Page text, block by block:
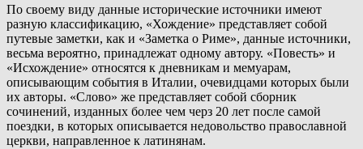
По своему виду данные исторические источники имеют
разную классификацию, «Хождение» представляет собой
путевые заметки, как и «Заметка о Риме», данные источники,
весьма вероятно, принадлежат одному автору. «Повесть» и
«Исхождение» относятся к дневникам и мемуарам,
описывающим события в Италии, очевидцами которых были
их авторы. «Слово» же представляет собой сборник
сочинений, изданных более чем черз 20 лет после самой
поездки, в которых описывается недовольство православной
церкви, направленное к латинянам.